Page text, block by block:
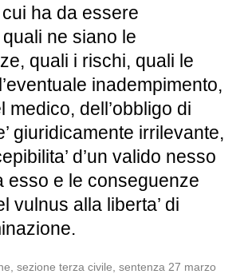
cui ha da essere
ne siano le
quali i rischi, quali le
inadempimento,
medico, dell’obbligo di
giuridicamente irrilevante,
d’un valido nesso
esso e le conseguenze
vulnus alla liberta’ di
sezione terza civile, sentenza 27 marzo